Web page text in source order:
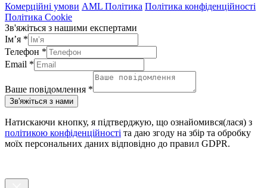
Комерційні умови AML Політика Політика конфіденційності
Політика Cookie
Зв'яжіться з нашими експертами
Ім’я *
Телефон *
Email *
Ваше повідомлення *
Зв'яжіться з нами
Натискаючи кнопку, я підтверджую, що ознайомився(лася) з
політикою конфіденційності та даю згоду на збір та обробку
моїх персональних даних відповідно до правил GDPR.